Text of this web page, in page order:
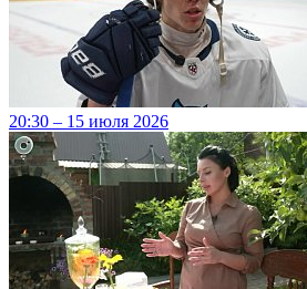
20:30 – 15 июля 2026